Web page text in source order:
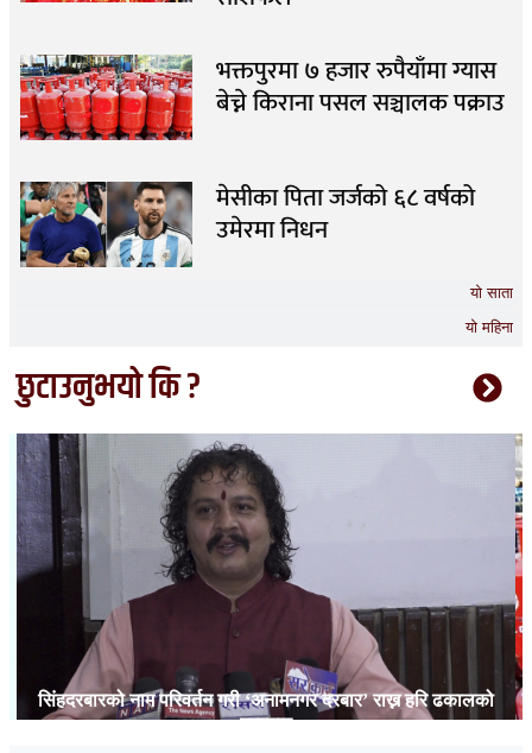
यो साता
यो महिना
भक्तपुरमा ७ हजार रुपैयाँमा ग्यास
बेच्ने किराना पसल सञ्चालक पक्राउ
मेसीका पिता जर्जको ६८ वर्षको
उमेरमा निधन
छुटाउनुभयो कि ?
सिंहदरबारको नाम परिवर्तन गरी ‘अनामनगर दरबार’ राख्न हरि ढकालको
प्रस्ताव